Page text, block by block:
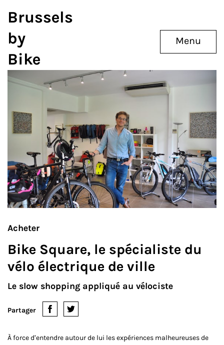
Brussels
by
Bike
Menu
Acheter
Bike Square, le spécialiste du
vélo électrique de ville
Le slow shopping appliqué au vélociste
Partager
À force d’entendre autour de lui les expériences malheureuses de